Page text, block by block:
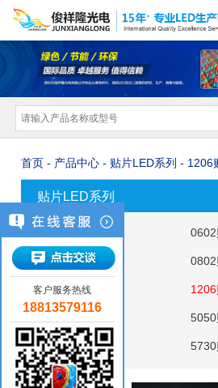
首页 -产品中心 - 贴片LED系列 - 1206
贴片LED系列
0402贴片led
0603贴片LED
0805贴片LED
3528贴片LED
2835贴片LED
客户服务热线
18813579116